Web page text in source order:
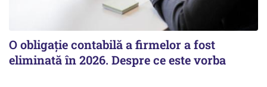
O obligație contabilă a firmelor a fost
eliminată în 2026. Despre ce este vorba